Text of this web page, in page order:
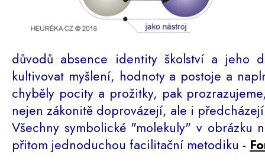
důvodů absence identity školství a jeho
kultivovat myšlení, hodnoty a postoje a
chyběly pocity a prožitky, pak
nejen zákonitě doprovázejí, ale i
Všechny symbolické "molekuly" v obrázku
přitom jednoduchou facilitační metodiku -